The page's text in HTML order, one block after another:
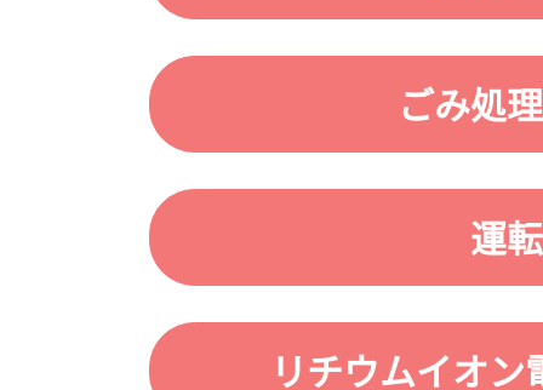
ごみ処
運
リチウムイオ